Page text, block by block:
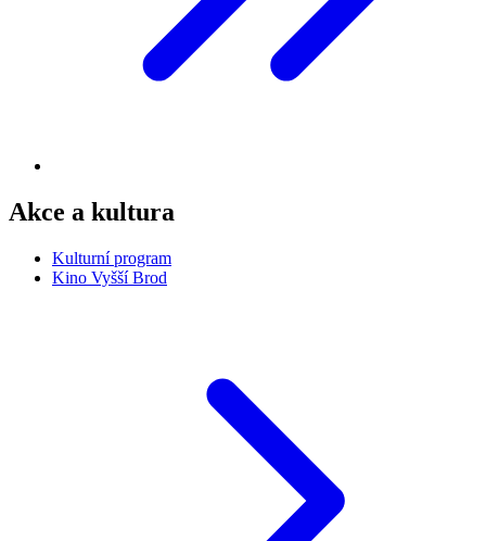
Akce a kultura
Kulturní program
Kino Vyšší Brod